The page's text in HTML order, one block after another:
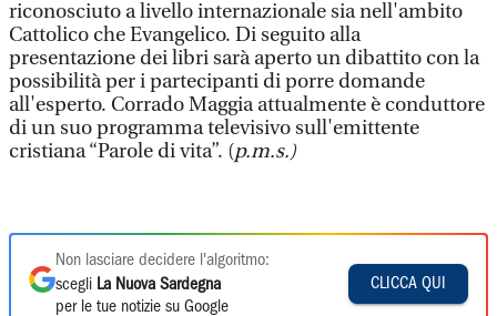
riconosciuto a livello internazionale sia nell'ambito
Cattolico che Evangelico. Di seguito alla
presentazione dei libri sarà aperto un dibattito con la
possibilità per i partecipanti di porre domande
all'esperto. Corrado Maggia attualmente è conduttore
di un suo programma televisivo sull'emittente
cristiana “Parole di vita”. (p.m.s.)
Non lasciare decidere l'algoritmo:
scegli La Nuova Sardegna
per le tue notizie su Google
CLICCA QUI